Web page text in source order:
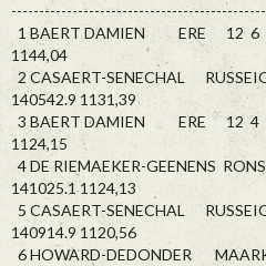
1 BAERT DAMIEN ERE 12 6
1144,04
2 CASAERT-SENECHAL
140542.9 1131,39
3 BAERT DAMIEN ERE 12 4
1124,15
4 DE RIEMAEKER-GEENENS
141025.1 1124,13
5 CASAERT-SENECHAL
140914.9 1120,56
6 HOWARD-DEDONDER